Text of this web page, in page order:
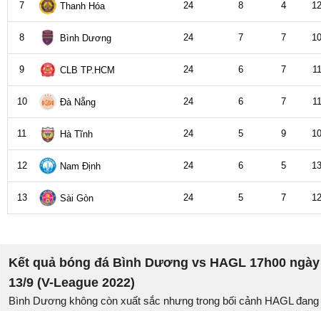
Kết quả bóng đá Bình Dương vs HAGL 17h00 ngày
13/9 (V-League 2022)
Bình Dương không còn xuất sắc nhưng trong bối cảnh HAGL đang